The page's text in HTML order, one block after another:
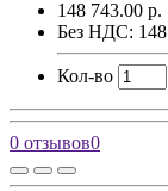
148 743.00 р.
Без НДС: 148
Кол-во
0 отзывов0